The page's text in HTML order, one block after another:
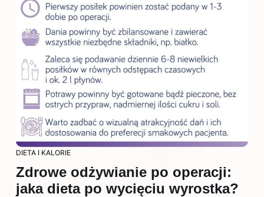
DIETA I KALORIE
Zdrowe odżywianie po operacji:
jaka dieta po wycięciu wyrostka?